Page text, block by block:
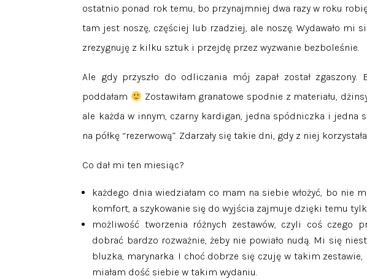
ostatnio ponad rok temu, bo przynajmniej dwa razy w roku
tam jest noszę, częściej lub rzadziej, ale noszę. Wydawało mi
zrezygnuję z kilku sztuk i przejdę przez wyzwanie bezboleśnie.
Ale gdy przyszło do odliczania mój zapał został
poddałam
Zostawiłam granatowe spodnie z materiału,
ale każda w innym, czarny kardigan, jedna spódniczka i jedna
na półkę “rezerwową”. Zdarzały się takie dni, gdy z niej
Co dał mi ten miesiąc?
każdego dnia wiedziałam co mam na siebie włożyć, bo nie
komfort, a szykowanie się do wyjścia zajmuje dzięki temu
możliwość tworzenia różnych zestawów, czyli coś czego
dobrać bardzo rozważnie, żeby nie powiało nudą. Mi się
bluzka, marynarka. I choć dobrze się czuję w takim
miałam dość siebie w takim wydaniu.